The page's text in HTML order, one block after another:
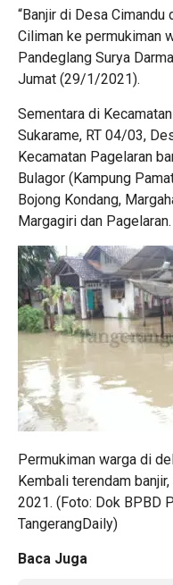
“Banjir di Desa
Ciliman ke permukiman
Pandeglang Surya
Jumat (29/1/2021).
Sementara di
Sukarame, RT 04/03,
Kecamatan Pagelaran
Bulagor (Kampung
Bojong Kondang,
Margagiri dan Pagelaran.
Permukiman warga di
Kembali terendam
2021. (Foto: Dok BPBD
TangerangDaily)
Baca Juga